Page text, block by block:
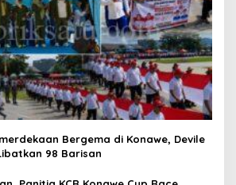
Bergema di Konawe, Devile
98 Barisan